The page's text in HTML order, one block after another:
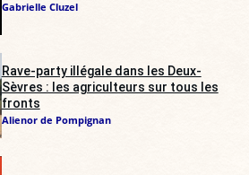
Gabrielle Cluzel
Rave-party illégale dans les Deux-
Sèvres : les agriculteurs sur tous les
fronts
Alienor de Pompignan